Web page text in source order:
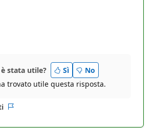
stata utile? Sì
No
trovato utile questa risposta.